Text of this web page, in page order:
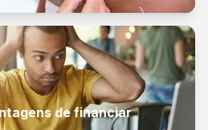
de financiar